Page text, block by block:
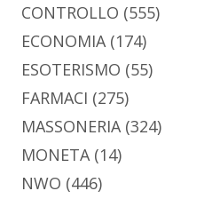
CONTROLLO (555)
ECONOMIA(174)
ESOTERISMO (55)
FARMACI (275)
MASSONERIA(324)
MONETA(14)
NWO (446)